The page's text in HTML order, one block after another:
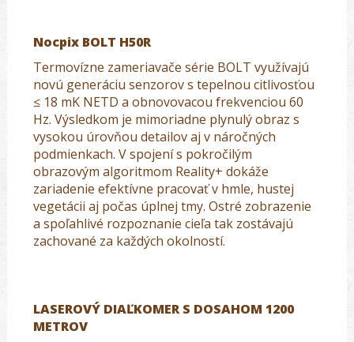
Nocpix BOLT H50R
Termovízne zameriavače série BOLT využívajú
novú generáciu senzorov s tepelnou citlivosťou
≤ 18 mK NETD a obnovovacou frekvenciou 60
Hz. Výsledkom je mimoriadne plynulý obraz s
vysokou úrovňou detailov aj v náročných
podmienkach. V spojení s pokročilým
obrazovým algoritmom Reality+ dokáže
zariadenie efektívne pracovať v hmle, hustej
vegetácii aj počas úplnej tmy. Ostré zobrazenie
a spoľahlivé rozpoznanie cieľa tak zostávajú
zachované za každých okolností.
LASEROVÝ DIAĽKOMER S DOSAHOM 1200
METROV